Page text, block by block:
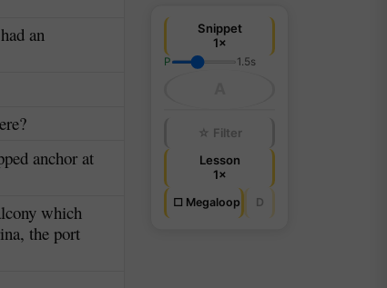
Snippet
1×
P 1.5s
☆ Filter
Lesson
1×
□ Megaloop D
an
anchor at
which
the port